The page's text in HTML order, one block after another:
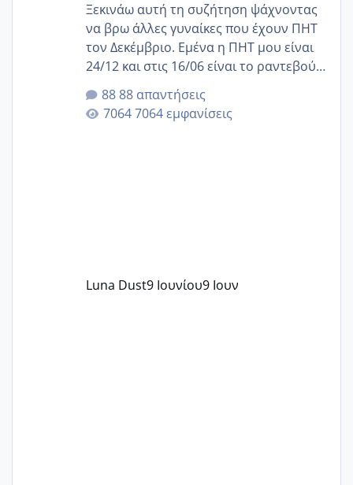
Ξεκινάω αυτή τη συζήτηση ψάχνοντας
να βρω άλλες γυναίκες που έχουν ΠΗΤ
τον Δεκέμβριο. Εμένα η ΠΗΤ μου είναι
24/12 και στις 16/06 είναι το ραντεβού
της αυχενικής διαφάνειας. Έχω αρκετό
άγχος και οι μέρες δεν φαίνεται να
περνάνε με τίποτα.
88 απαντήσεις
7064 εμφανίσεις
Luna Dust9 Ιουνίου9 Ιουν